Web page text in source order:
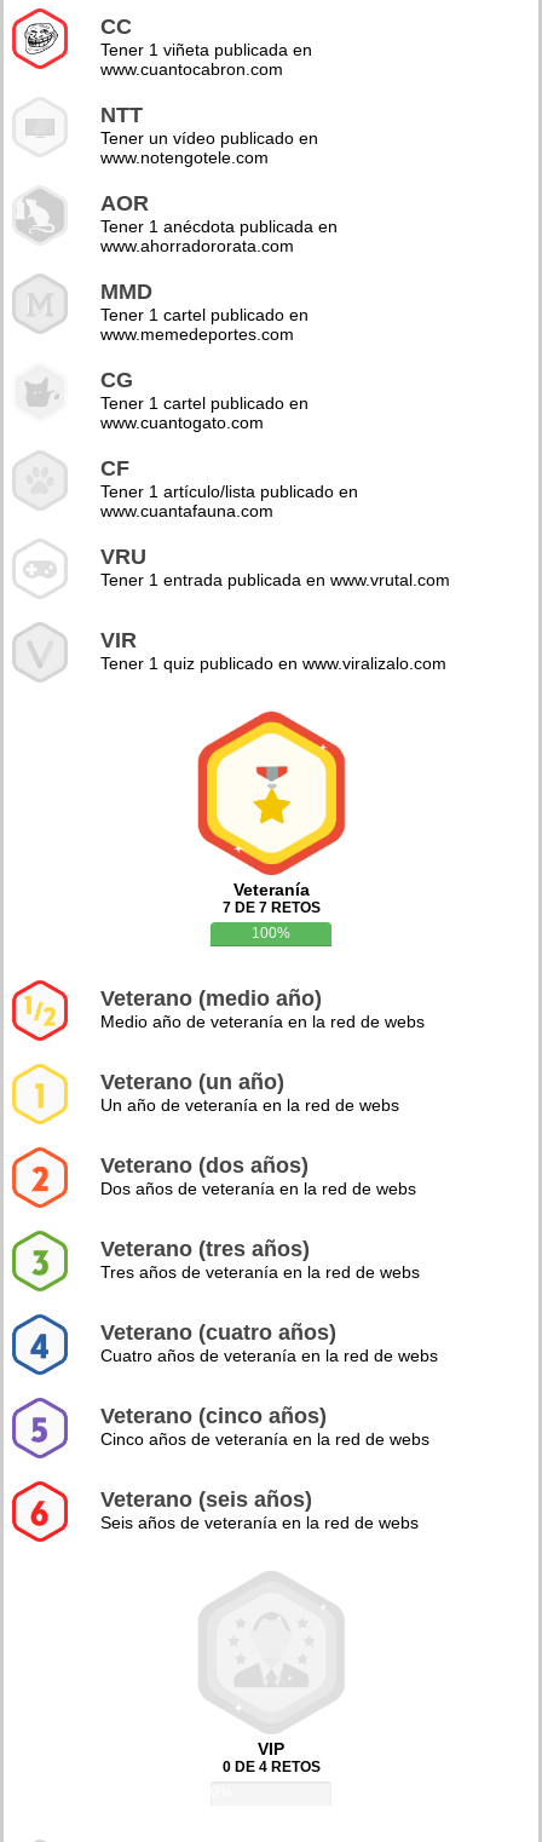
CC
Tener 1 viñeta publicada en
www.cuantocabron.com
NTT
Tener un vídeo publicado en
www.notengotele.com
AOR
Tener 1 anécdota publicada en
www.ahorradororata.com
MMD
Tener 1 cartel publicado en
www.memedeportes.com
CG
Tener 1 cartel publicado en
www.cuantogato.com
CF
Tener 1 artículo/lista publicado en
www.cuantafauna.com
VRU
Tener 1 entrada publicada en www.vrutal.com
VIR
Tener 1 quiz publicado en www.viralizalo.com
Veteranía
7 DE 7 RETOS
100%
Veterano (medio año)
Medio año de veteranía en la red de webs
Veterano (un año)
Un año de veteranía en la red de webs
Veterano (dos años)
Dos años de veteranía en la red de webs
Veterano (tres años)
Tres años de veteranía en la red de webs
Veterano (cuatro años)
Cuatro años de veteranía en la red de webs
Veterano (cinco años)
Cinco años de veteranía en la red de webs
Veterano (seis años)
Seis años de veteranía en la red de webs
VIP
0 DE 4 RETOS